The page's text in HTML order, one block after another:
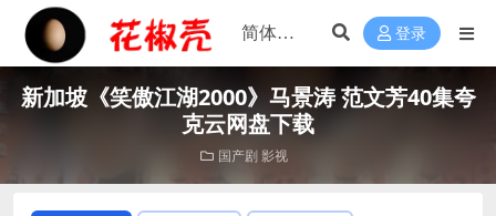
登录
新加坡《笑傲江湖2000》马景涛 范文芳40集夸
克云网盘下载
国产剧 影视